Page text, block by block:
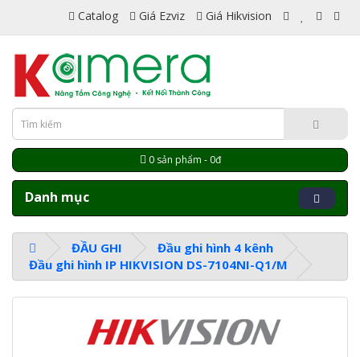
Catalog Giá Ezviz Giá Hikvision
0 sản phẩm - 0đ
Danh mục
ĐẦU GHI
Đầu ghi hình 4 kênh
Đầu ghi hình IP HIKVISION DS-7104NI-Q1/M